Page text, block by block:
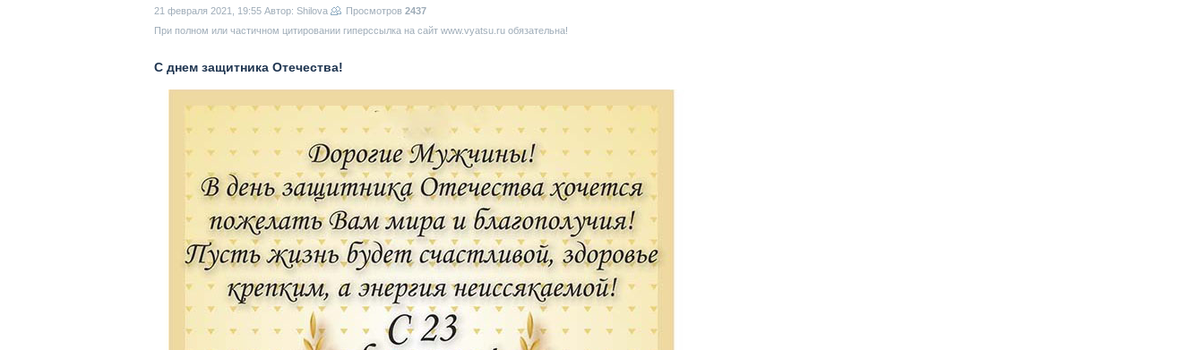
21 февраля 2021, 19:55 Автор: Shilova Просмотров 2437
При полном или частичном цитировании гиперссылка на сайт www.vyatsu.ru обязательна!
С днем защитника Отечества!